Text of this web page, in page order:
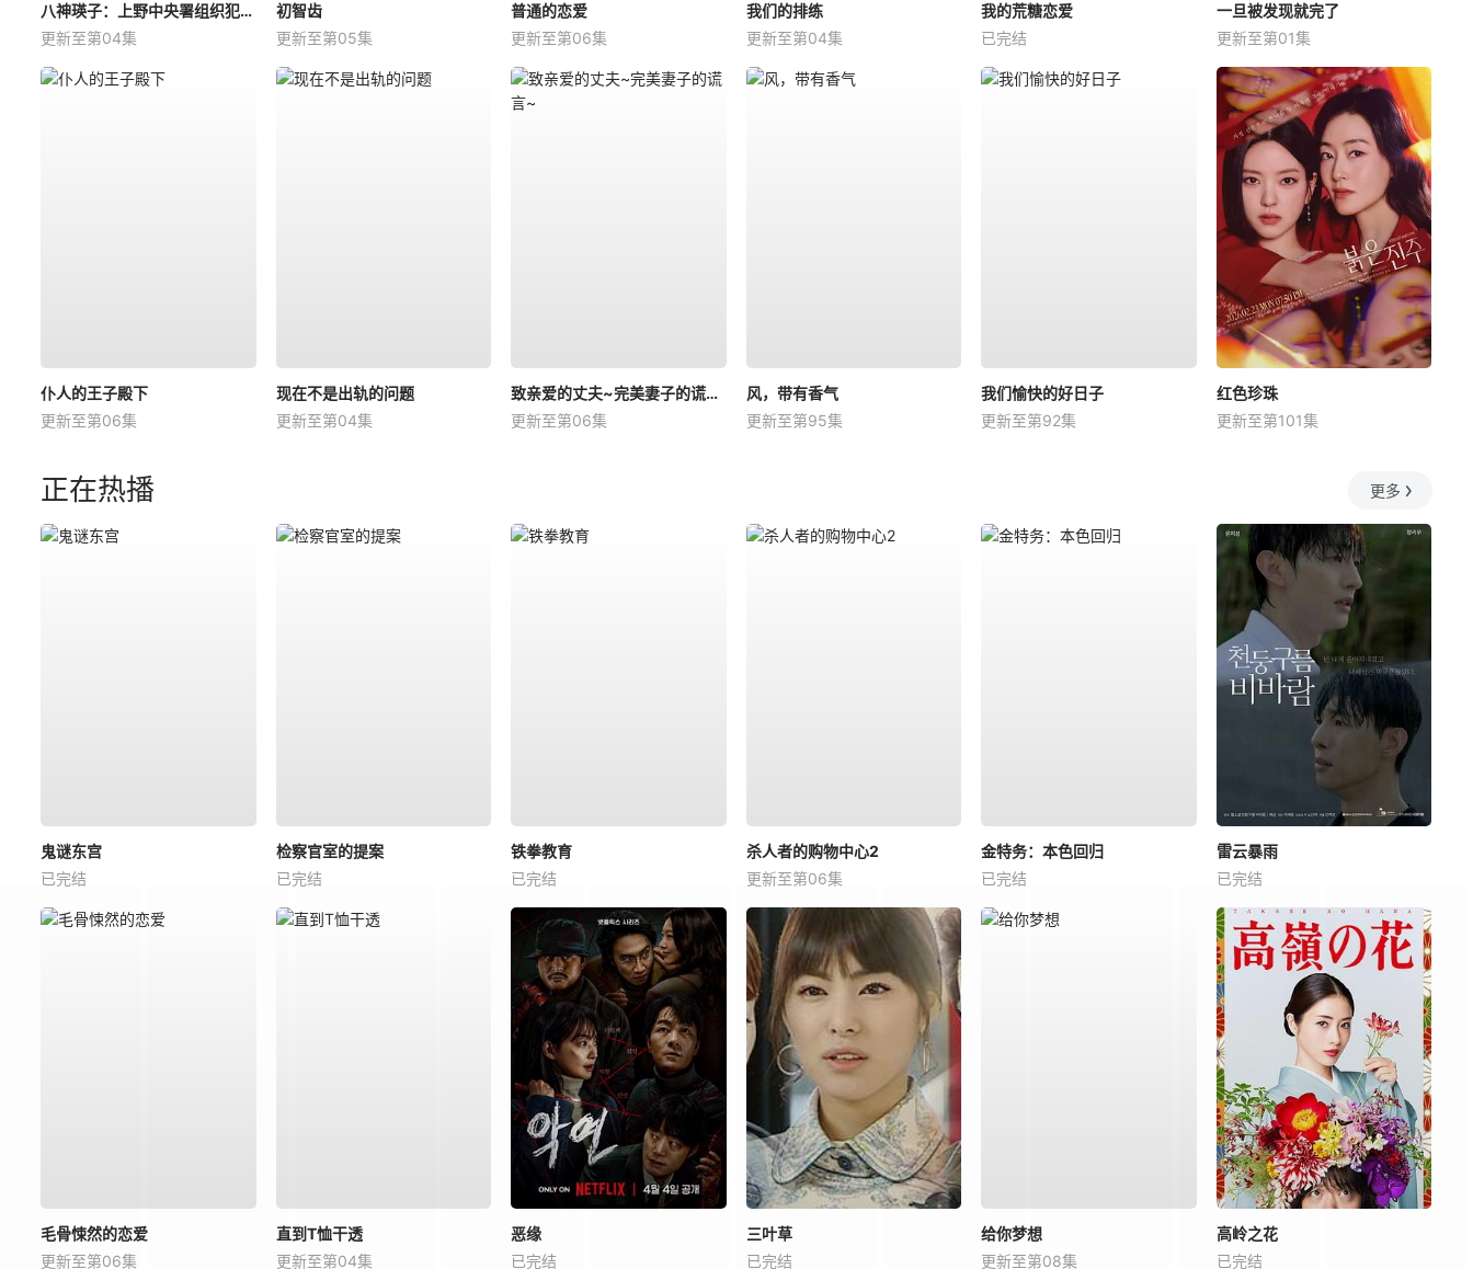
八神瑛子：上野中央署组织犯罪对策课
更新至第04集
初智齿
更新至第05集
普通的恋爱
更新至第06集
我们的排练
更新至第04集
我的荒糖恋爱
已完结
一旦被发现就完了
更新至第01集
仆人的王子殿下
更新至第06集
现在不是出轨的问题
更新至第04集
致亲爱的丈夫~完美妻子的谎言~
更新至第06集
风，带有香气
更新至第95集
我们愉快的好日子
更新至第92集
红色珍珠
更新至第101集
正在热播 更多
鬼谜东宫
已完结
检察官室的提案
已完结
铁拳教育
已完结
杀人者的购物中心2
更新至第06集
金特务：本色回归
已完结
雷云暴雨
已完结
毛骨悚然的恋爱
更新至第06集
直到T恤干透
更新至第04集
恶缘
已完结
三叶草
已完结
给你梦想
更新至第08集
高岭之花
已完结